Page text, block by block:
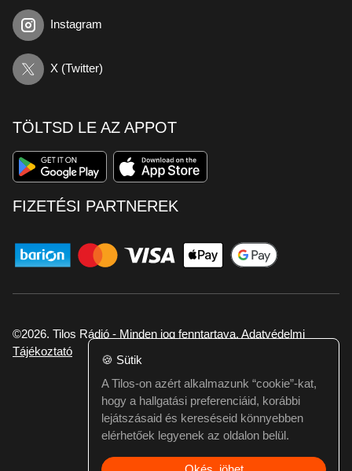
Instagram
X (Twitter)
TÖLTSD LE AZ APPOT
FIZETÉSI PARTNEREK
©2026. Tilos Rádió - Minden jog fenntartava. Adatvédelmi
Tájékoztató
Ha hibát találtál vagy kérdésed van itt jelezd:
webmester@tilos.hu
🍪 Sütik
A Tilos-on azért alkalmazunk “cookie”-kat,
hogy a hallgatási preferenciáid, korábbi
lejátszásaid és kereséseid könnyebben
elérhetőek legyenek az oldalon belül.